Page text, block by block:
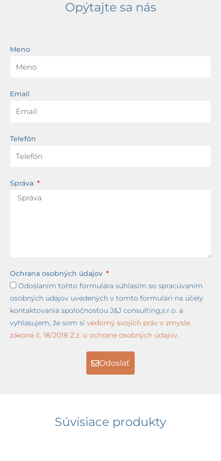
Opýtajte sa nás
Meno
Email
Telefón
Správa
Ochrana osobných údajov
Odoslaním tohto formulára súhlasím so spracúvaním
osobných údajov uvedených v tomto formulári na účely
kontaktovania spoločnosťou J&J consulting,s.r.o. a
vyhlasujem, že som si vedomý svojich práv v zmysle
zákona č. 18/2018 Z.z. o ochrane osobných údajov.
Odoslať
Súvisiace produkty